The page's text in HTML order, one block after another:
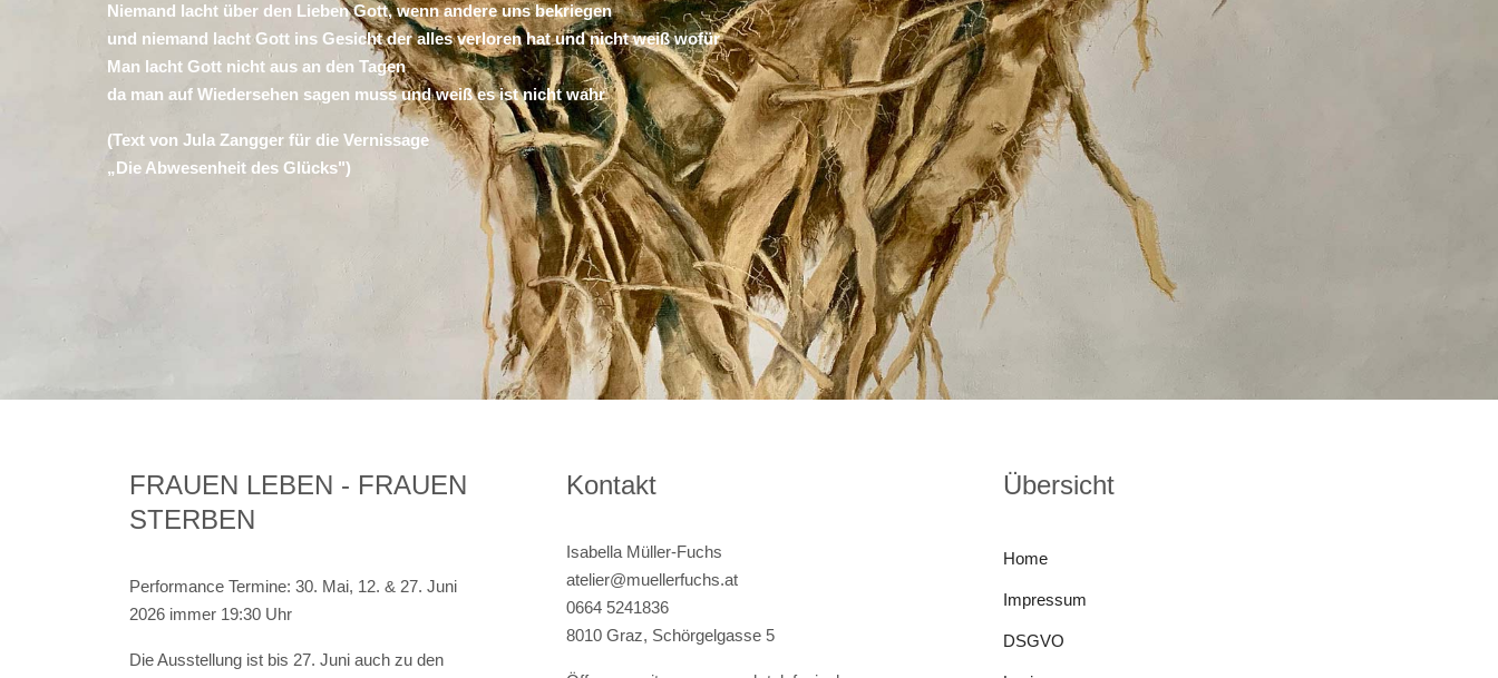
Niemand lacht über den Lieben Gott, wenn andere uns bekriegen
und niemand lacht Gott ins Gesicht der alles verloren hat und nicht weiß wofür
Man lacht Gott nicht aus an den Tagen
da man auf Wiedersehen sagen muss und weiß es ist nicht wahr
(Text von Jula Zangger für die Vernissage
„Die Abwesenheit des Glücks")
FRAUEN LEBEN - FRAUEN
STERBEN
Performance Termine: 30. Mai, 12. & 27. Juni
2026 immer 19:30 Uhr
Die Ausstellung ist bis 27. Juni auch zu den
Kontakt
Isabella Müller-Fuchs
atelier@muellerfuchs.at
0664 5241836
8010 Graz, Schörgelgasse 5
Übersicht
Home
Impressum
DSGVO